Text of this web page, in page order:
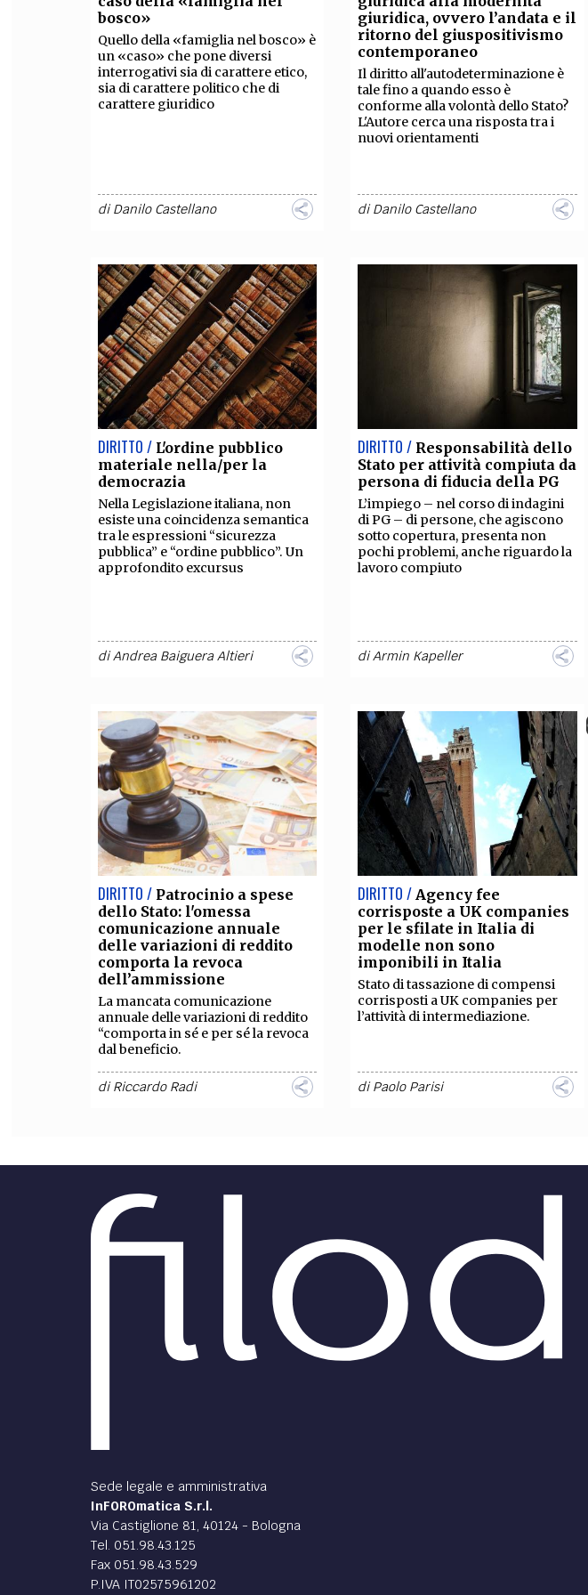
FILODIRITTO REDAZIONE COMITATO SCIENTIFICO
CODICI RUBRICHE LIBRI
bosco»
Quello della «famiglia nel bosco» è
un «caso» che pone diversi
interrogativi sia di carattere etico,
sia di carattere politico che di
carattere giuridico
diDanilo Castellano
giuridica, ovvero l’andata e il
ritorno del giuspositivismo
contemporaneo
Il diritto all'autodeterminazione è
tale fino a quando esso è
conforme alla volontà dello Stato?
L'Autore cerca una risposta tra i
nuovi orientamenti
diDanilo Castellano
DIRITTO / L'ordine pubblico
materiale nella/per la
democrazia
Nella Legislazione italiana, non
esiste una coincidenza semantica
tra le espressioni “sicurezza
pubblica” e “ordine pubblico”. Un
approfondito excursus
diAndrea Baiguera Altieri
DIRITTO / Responsabilità dello
Stato per attività compiuta da
persona di fiducia della PG
L’impiego – nel corso di indagini
di PG – di persone, che agiscono
sotto copertura, presenta non
pochi problemi, anche riguardo la
lavoro compiuto
diArmin Kapeller
DIRITTO / Patrocinio a spese
dello Stato: l'omessa
comunicazione annuale
delle variazioni di reddito
comporta la revoca
dell’ammissione
La mancata comunicazione
annuale delle variazioni di reddito
“comporta in sé e per sé la revoca
dal beneficio.
diRiccardo Radi
DIRITTO / Agency fee
corrisposte a UK companies
per le sfilate in Italia di
modelle non sono
imponibili in Italia
Stato di tassazione di compensi
corrisposti a UK companies per
l’attività di intermediazione.
diPaolo Parisi
l’economia
Due milioni e settecentomila
giovani italiani risulta inoccupato,
e l’81% di tutti i non adulti italiani
non si vede riconosciuto per i suoi
diniego all’ammissione non può
basarsi sul mero richiamo dei
precedenti penali.
Riccardo Radi
e, soprattutto, efficiente di un
di Alfredo Biffi